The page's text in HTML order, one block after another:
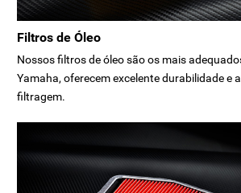
Filtros de Óleo
Nossos filtros de óleo são os mais
Yamaha, oferecem excelente durabilidade e
filtragem.